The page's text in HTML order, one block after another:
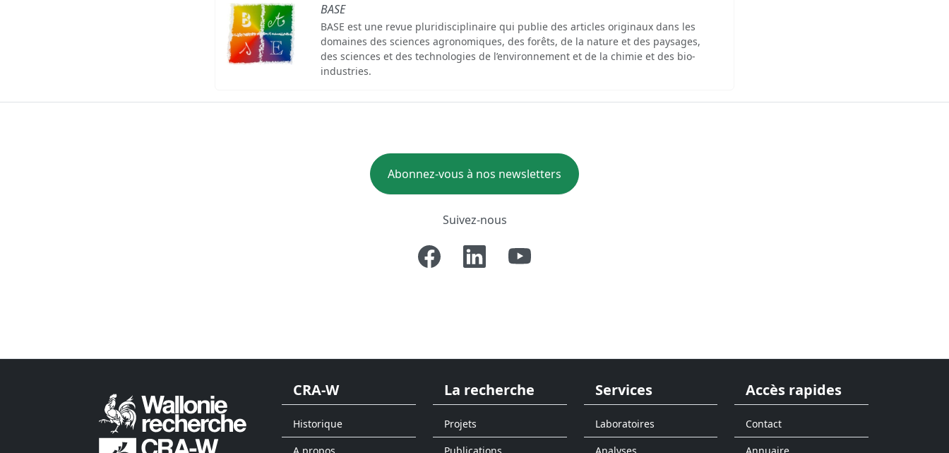
BASE
BASE est une revue pluridisciplinaire qui publie des articles originaux dans les
domaines des sciences agronomiques, des forêts, de la nature et des paysages,
des sciences et des technologies de l’environnement et de la chimie et des bio-
industries.
Abonnez-vous à nos newsletters
Suivez-nous
CRA-W
Historique
A propos
La recherche
Projets
Publications
Services
Laboratoires
Analyses
Accès rapides
Contact
Annuaire